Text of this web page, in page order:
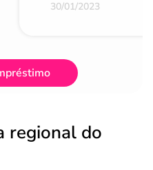
30/01/2023
regional do